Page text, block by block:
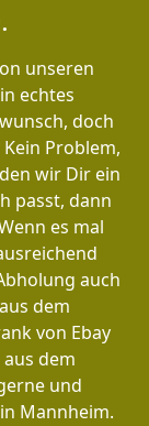
unseren
echtes
doch
Problem,
wir Dir ein
passt, dann
es mal
auch
dem
von Ebay
dem
und
Mannheim.